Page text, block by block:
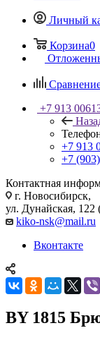
Личный
Корзина0
+7 913
+7 913
+7
Контактная
г. Новосибирск,
ул. Дунайская,
kiko-nsk@mail.ru
Вконтакте
BY 1815